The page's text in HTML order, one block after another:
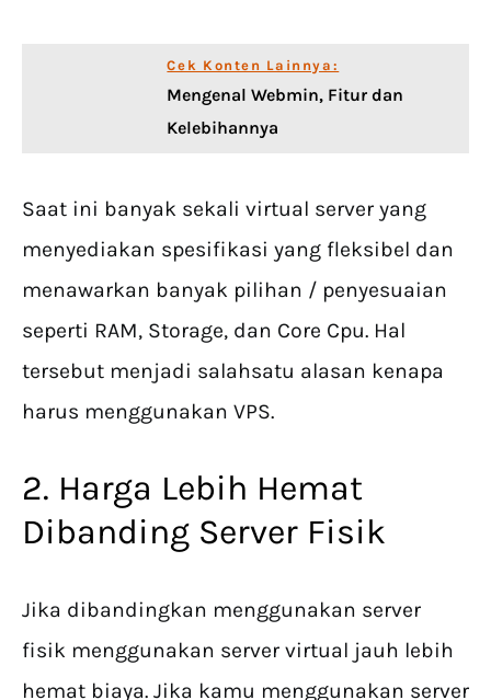
Cek Konten Lainnya:
Mengenal Webmin, Fitur dan
Kelebihannya
Saat ini banyak sekali virtual server yang
menyediakan spesifikasi yang fleksibel dan
menawarkan banyak pilihan / penyesuaian
seperti RAM, Storage, dan Core Cpu. Hal
tersebut menjadi salahsatu alasan kenapa
harus menggunakan VPS.
2. Harga Lebih Hemat
Dibanding Server Fisik
Jika dibandingkan menggunakan server
fisik menggunakan server virtual jauh lebih
hemat biaya. Jika kamu menggunakan server